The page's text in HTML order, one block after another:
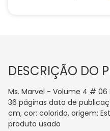
DESCRIÇÃO DO
Ms. Marvel - Volume 4 # 06
36 páginas data de
cm, cor: colorido, origem:
produto usado